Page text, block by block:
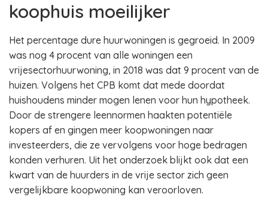
koophuis moeilijker
Het percentage dure huurwoningen is gegroeid. In 2009
was nog 4 procent van alle woningen een
vrijesectorhuurwoning, in 2018 was dat 9 procent van de
huizen. Volgens het CPB komt dat mede doordat
huishoudens minder mogen lenen voor hun hypotheek.
Door de strengere leennormen haakten potentiële
kopers af en gingen meer koopwoningen naar
investeerders, die ze vervolgens voor hoge bedragen
konden verhuren. Uit het onderzoek blijkt ook dat een
kwart van de huurders in de vrije sector zich geen
vergelijkbare koopwoning kan veroorloven.